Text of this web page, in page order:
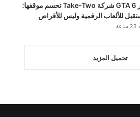
ناشر GTA 6 شركة Take-Two تحسم موقفها:
للألعاب الرقمية وليس للأقراص
تحميل المزيد